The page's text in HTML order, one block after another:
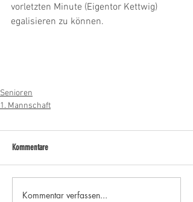
vorletzten Minute (Eigentor Kettwig)
egalisieren zu können.
Senioren
1. Mannschaft
Kommentare
Kommentar verfassen...